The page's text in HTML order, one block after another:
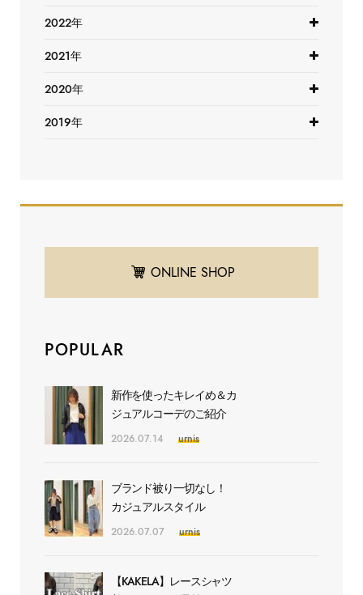
2022年
2021年
2020年
2019年
ONLINE SHOP
POPULAR
新作を使ったキレイめ＆カ
ジュアルコーデのご紹介
2026.07.14 urnis
ブランド被り一切なし！
カジュアルスタイル
2026.07.07 urnis
【KAKELA】レースシャツ